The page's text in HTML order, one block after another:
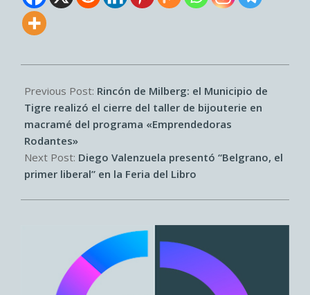
05-
05
Previous Post: Rincón de Milberg: el Municipio de
Tigre realizó el cierre del taller de bijouterie en
macramé del programa «Emprendedoras
Rodantes»
Next Post: Diego Valenzuela presentó “Belgrano, el
primer liberal” en la Feria del Libro